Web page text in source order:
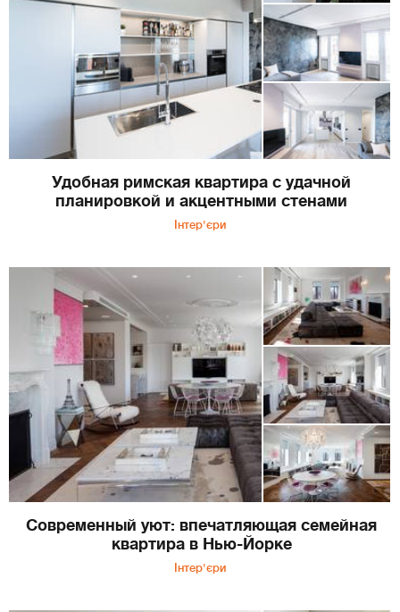
Удобная римская квартира с удачной
планировкой и акцентными стенами
Інтер'єри
Современный уют: впечатляющая семейная
квартира в Нью-Йорке
Інтер'єри